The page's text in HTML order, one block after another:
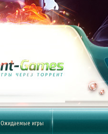
Ожидаемые игры